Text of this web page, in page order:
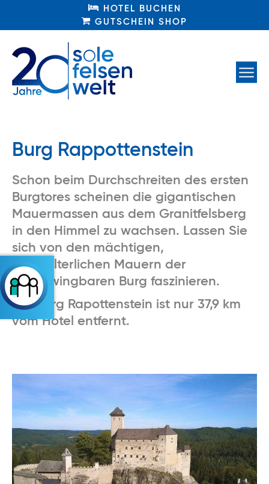
HOTEL BUCHEN
GUTSCHEIN SHOP
Burg Rappottenstein
Schon beim Durchschreiten des ersten
Burgtores scheinen die gigantischen
Mauermassen aus dem Granitfelsberg
in den Himmel zu wachsen. Lassen Sie
sich von den mächtigen,
mittelalterlichen Mauern der
unbezwingbaren Burg faszinieren.
Die Burg Rapottenstein ist nur 37,9 km
vom Hotel entfernt.
HOTEL BUCHEN
GUTSCHEIN SHOP